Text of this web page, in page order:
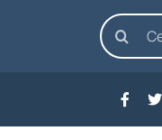
Cerca
per: